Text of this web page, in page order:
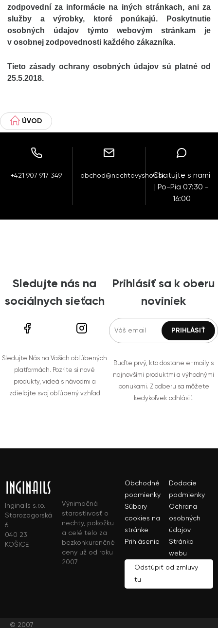
zodpovední za informácie na iných stránkach, ani za
služby a výrobky, ktoré ponúkajú. Poskytnutie
osobných údajov týmto webovým stránkam je
v osobnej zodpovednosti každého zákazníka.
Tieto zásady ochrany osobných údajov sú platné od
25.5.2018.
ÚVOD
+421 907 917 349 obchod@nechtovyshop.skChatujte s nami
| Po-Pia 07:30 -
16:00
Sledujte nás na
sociálnych sieťach
Sledujte Nás na Vašich obľúbených
platformách. Pozrite si nové
produkty, videá s návodmi a
zdieľajte svoj obľúbený vzhľad
Prihlásiť sa k oberu
noviniek
Buďte prvý, kto dostane e-maily s
najnovšími produktmi a výhodnými
ponukami. Z odberu sa môžete
kedykoľvek odhlásiť.
Inginails s.r.o.
Starozagorská
6
040 23
KOŠICE
Výnimočná
starostlivosť o
nechty, pokožku
a celé telo za
bezkonkurenčné
ceny už od roku
2007
Obchodné
podmienky
Dodacie
podmienky
Súbory
cookies na
stránke
Ochrana
osobných
údajov
Prihlásenie
Stránka
webu
Odstúpiť od zmluvy
tu
© 2007